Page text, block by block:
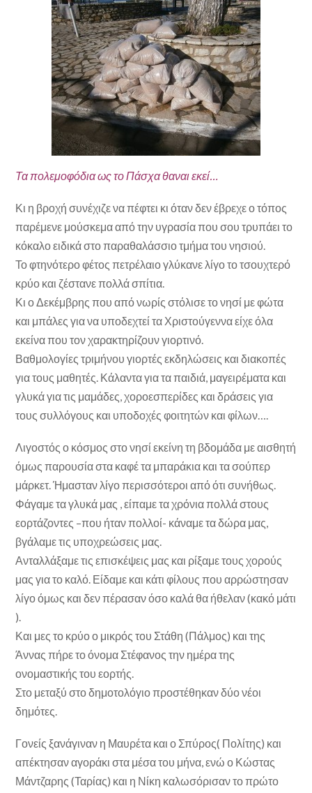
Τα πολεμοφόδια ως το Πάσχα θαναι εκεί…
Κι η βροχή συνέχιζε να πέφτει κι όταν δεν έβρεχε ο τόπος
παρέμενε μούσκεμα από την υγρασία που σου τρυπάει το
κόκαλο ειδικά στο παραθαλάσσιο τμήμα του νησιού.
Το φτηνότερο φέτος πετρέλαιο γλύκανε λίγο το τσουχτερό
κρύο και ζέστανε πολλά σπίτια.
Κι ο Δεκέμβρης που από νωρίς στόλισε το νησί με φώτα
και μπάλες για να υποδεχτεί τα Χριστούγεννα είχε όλα
εκείνα που τον χαρακτηρίζουν γιορτινό.
Βαθμολογίες τριμήνου γιορτές εκδηλώσεις και διακοπές
για τους μαθητές. Κάλαντα για τα παιδιά, μαγειρέματα και
γλυκά για τις μαμάδες, χοροεσπερίδες και δράσεις για
τους συλλόγους και υποδοχές φοιτητών και φίλων….
Λιγοστός ο κόσμος στο νησί εκείνη τη βδομάδα με αισθητή
όμως παρουσία στα καφέ τα μπαράκια και τα σούπερ
μάρκετ. Ήμασταν λίγο περισσότεροι από ότι συνήθως.
Φάγαμε τα γλυκά μας , είπαμε τα χρόνια πολλά στους
εορτάζοντες –που ήταν πολλοί- κάναμε τα δώρα μας,
βγάλαμε τις υποχρεώσεις μας.
Ανταλλάξαμε τις επισκέψεις μας και ρίξαμε τους χορούς
μας για το καλό. Είδαμε και κάτι φίλους που αρρώστησαν
λίγο όμως και δεν πέρασαν όσο καλά θα ήθελαν (κακό μάτι
).
Και μες το κρύο ο μικρός του Στάθη (Πάλμος) και της
Άννας πήρε το όνομα Στέφανος την ημέρα της
ονομαστικής του εορτής.
Στο μεταξύ στο δημοτολόγιο προστέθηκαν δύο νέοι
δημότες.
Γονείς ξανάγιναν η Μαυρέτα και ο Σπύρος( Πολίτης) και
απέκτησαν αγοράκι στα μέσα του μήνα, ενώ ο Κώστας
Μάντζαρης (Ταρίας) και η Νίκη καλωσόρισαν το πρώτο